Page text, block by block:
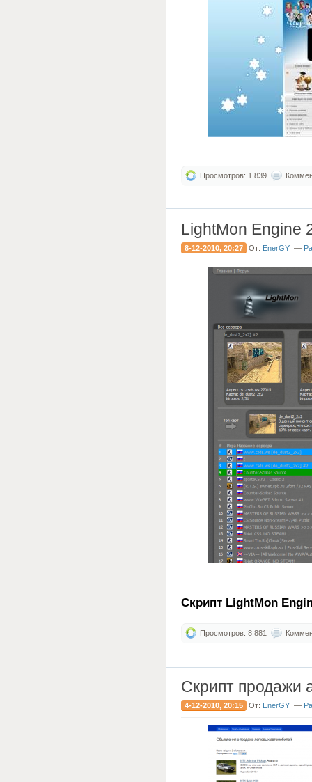
Просмотров: 1 839
LightMon Engine
8-12-2010, 20:27 От: EnerGY —
Скрипт LightMon
Просмотров: 8 881
Скрипт продажи
4-12-2010, 20:15 От: EnerGY —